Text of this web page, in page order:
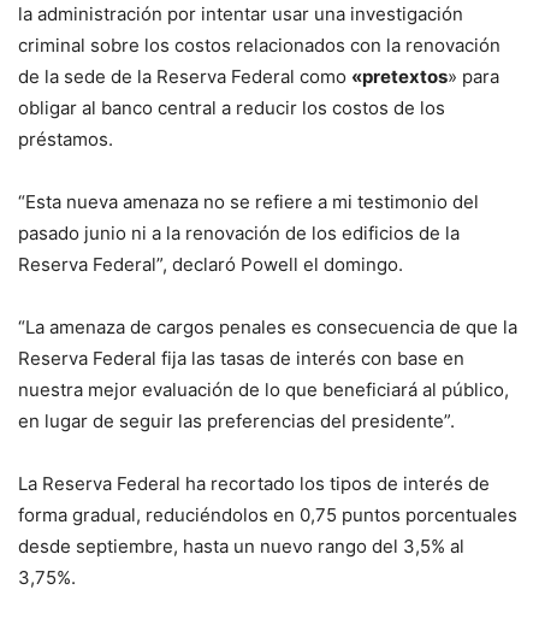
la administración por intentar usar una investigación
criminal sobre los costos relacionados con la renovación
de la sede de la Reserva Federal como «pretextos» para
obligar al banco central a reducir los costos de los
préstamos.
“Esta nueva amenaza no se refiere a mi testimonio del
pasado junio ni a la renovación de los edificios de la
Reserva Federal”, declaró Powell el domingo.
“La amenaza de cargos penales es consecuencia de que la
Reserva Federal fija las tasas de interés con base en
nuestra mejor evaluación de lo que beneficiará al público,
en lugar de seguir las preferencias del presidente”.
La Reserva Federal ha recortado los tipos de interés de
forma gradual, reduciéndolos en 0,75 puntos porcentuales
desde septiembre, hasta un nuevo rango del 3,5% al ​​
3,75%.